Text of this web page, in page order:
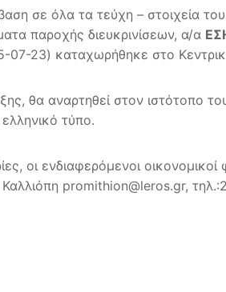
σε όλα τα τεύχη – στοιχεία
παροχής διευκρινίσεων, α/α
07-23) καταχωρήθηκε στο
θα αναρτηθεί στον ιστότοπο
τύπο.
οι ενδιαφερόμενοι
Καλλιόπη promithion@leros.gr,